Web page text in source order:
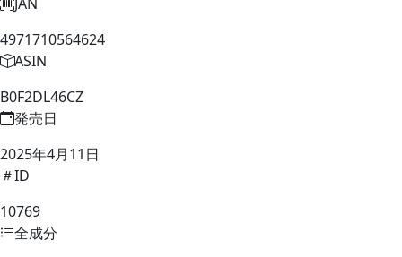
4971710564624
ASIN
B0F2DL46CZ
発売日
2025年4月11日
ID
10769
全成分